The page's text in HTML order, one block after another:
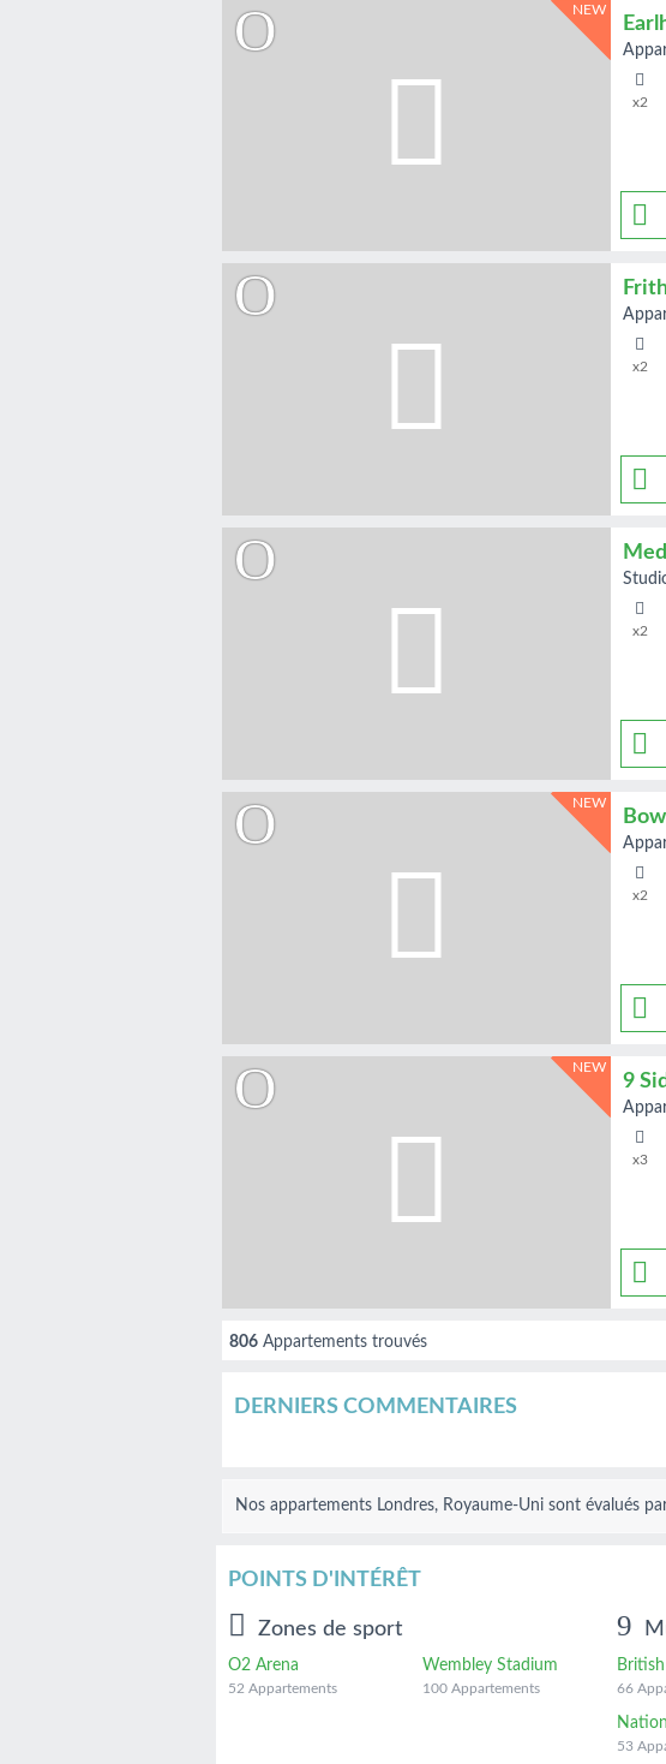
NEW
x2
x2
x2
NEW
x2
NEW
9
x3
806Appartements trouvés
DERNIERS COMMENTAIRES
Nos appartements Londres, Royaume-Unisont évalués
POINTS D'INTÉRÊT
Zones de sport
O2 Arena
52 Appartements
Wembley Stadium
100 Appartements 66
53